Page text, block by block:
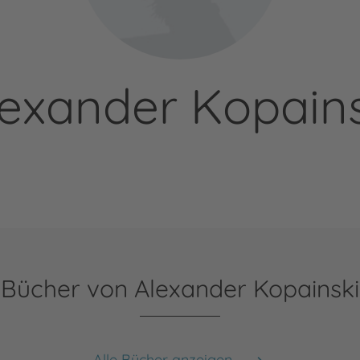
Bücher von Alexander Kopainski